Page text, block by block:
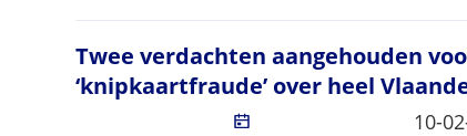
Twee verdachten aangehouden
Twee verdachten aangehouden
‘knipkaartfraude’ over heel
10-